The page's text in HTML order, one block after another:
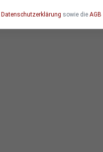
Datenschutzerklärung sowie die AGB